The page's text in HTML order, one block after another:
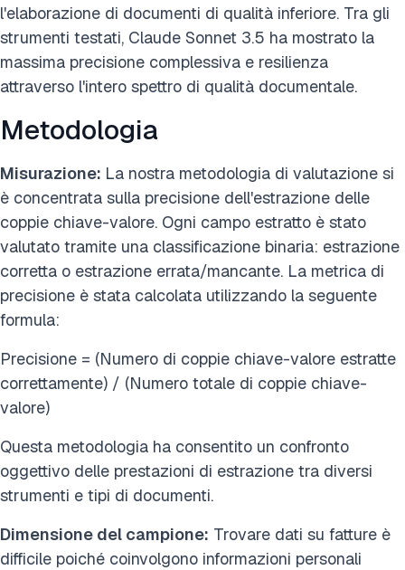
l'elaborazione di documenti di qualità inferiore. Tra gli
strumenti testati, Claude Sonnet 3.5 ha mostrato la
massima precisione complessiva e resilienza
attraverso l'intero spettro di qualità documentale.
Metodologia
Misurazione: La nostra metodologia di valutazione si
è concentrata sulla precisione dell'estrazione delle
coppie chiave-valore. Ogni campo estratto è stato
valutato tramite una classificazione binaria: estrazione
corretta o estrazione errata/mancante. La metrica di
precisione è stata calcolata utilizzando la seguente
formula:
Precisione = (Numero di coppie chiave-valore estratte
correttamente) / (Numero totale di coppie chiave-
valore)
Questa metodologia ha consentito un confronto
oggettivo delle prestazioni di estrazione tra diversi
strumenti e tipi di documenti.
Dimensione del campione: Trovare dati su fatture è
difficile poiché coinvolgono informazioni personali